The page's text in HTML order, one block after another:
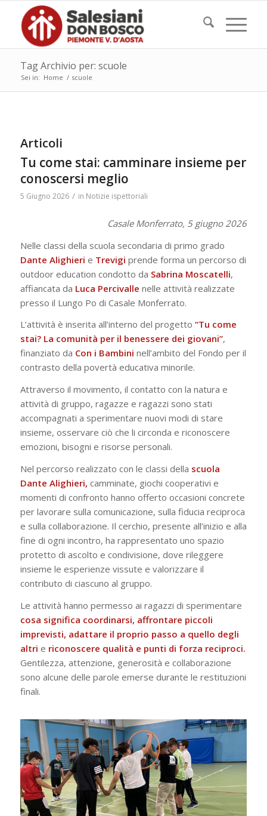
Tag Archivio per: scuole
Sei in: Home / scuole
Articoli
Tu come stai: camminare insieme per
conoscersi meglio
5 Giugno 2026 / in Notizie ispettoriali
Casale Monferrato, 5 giugno 2026
Nelle classi della scuola secondaria di primo grado
Dante Alighieri e Trevigi prende forma un percorso di
outdoor education condotto da Sabrina Moscatelli,
affiancata da Luca Percivalle nelle attività realizzate
presso il Lungo Po di Casale Monferrato.
L’attività è inserita all’interno del progetto “Tu come
stai? La comunità per il benessere dei giovani”,
finanziato da Con i Bambini nell’ambito del Fondo per il
contrasto della povertà educativa minorile.
Attraverso il movimento, il contatto con la natura e
attività di gruppo, ragazze e ragazzi sono stati
accompagnati a sperimentare nuovi modi di stare
insieme, osservare ciò che li circonda e riconoscere
emozioni, bisogni e risorse personali.
Nel percorso realizzato con le classi della scuola
Dante Alighieri, camminate, giochi cooperativi e
momenti di confronto hanno offerto occasioni concrete
per lavorare sulla comunicazione, sulla fiducia reciproca
e sulla collaborazione. Il cerchio, presente all’inizio e alla
fine di ogni incontro, ha rappresentato uno spazio
protetto di ascolto e condivisione, dove rileggere
insieme le esperienze vissute e valorizzare il
contributo di ciascuno al gruppo.
Le attività hanno permesso ai ragazzi di sperimentare
cosa significa coordinarsi, affrontare piccoli
imprevisti, adattare il proprio passo a quello degli
altri e riconoscere qualità e punti di forza reciproci.
Gentilezza, attenzione, generosità e collaborazione
sono alcune delle parole emerse durante le restituzioni
finali.